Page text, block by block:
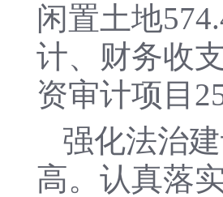
闲置土地
计、财务收
资审计项目
强化法治
高。认真落